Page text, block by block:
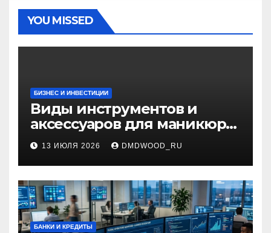
YOU MISSED
БИЗНЕС И ИНВЕСТИЦИИ
Виды инструментов и
аксессуаров для маникюра
и педикюра
13 ИЮЛЯ 2026 DMDWOOD_RU
БАНКИ И КРЕДИТЫ